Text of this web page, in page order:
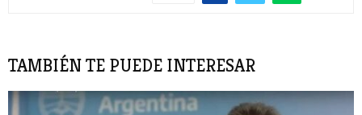
TAMBIÉN TE PUEDE INTERESAR